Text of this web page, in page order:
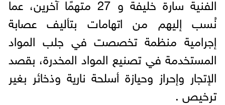
نُسب إليهم من اتهامات بتأليف عصابة
إجرامية منظمة تخصصت في جلب المواد
المستخدمة في تصنيع المواد المخدرة، بقصد
الإتجار وإحراز وحيازة أسلحة نارية وذخائر بغير
ترخيص .